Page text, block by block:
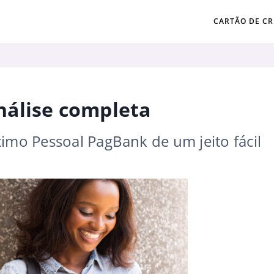
CARTÃO DE
completa
Pessoal PagBank de um jeito fácil